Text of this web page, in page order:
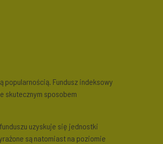
popularnością. Fundusz indeksowy
skutecznym sposobem
uzyskuje się jednostki
są natomiast na poziomie